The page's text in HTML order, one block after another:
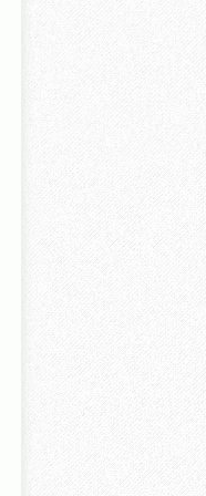
鸣曲第三乐章